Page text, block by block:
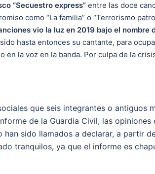
“Secuestro express” entre las doce
como “La familia” o “Terrorismo
vio la luz en 2019 bajo el nombre
hasta entonces su cantante, para
en la voz en la banda. Por culpa de la
que seis integrantes o antiguos
de la Guardia Civil, las
sido llamados a declarar, a partir
tranquilos, ya que el informe es